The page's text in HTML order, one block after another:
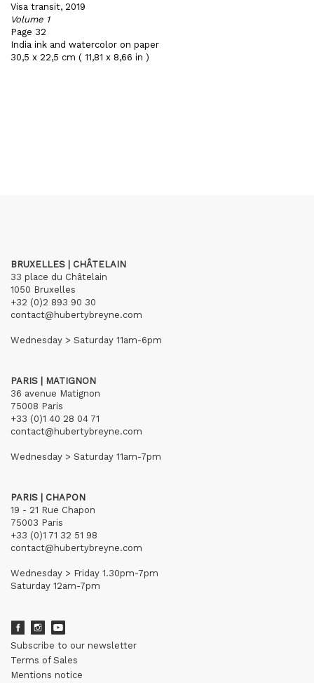
Visa transit, 2019
Volume 1
Page 32
India ink and watercolor on paper
30,5 x 22,5 cm ( 11,81 x 8,66 in )
BRUXELLES | CHÂTELAIN
33 place du Châtelain
1050 Bruxelles
+32 (0)2 893 90 30
contact@hubertybreyne.com
Wednesday > Saturday 11am-6pm
PARIS | MATIGNON
36 avenue Matignon
75008 Paris
+33 (0)1 40 28 04 71
contact@hubertybreyne.com
Wednesday > Saturday 11am-7pm
PARIS | CHAPON
19 - 21 Rue Chapon
75003 Paris
+33 (0)1 71 32 51 98
contact@hubertybreyne.com
Wednesday > Friday 1.30pm-7pm
Saturday 12am-7pm
Subscribe to our newsletter
Terms of Sales
Mentions notice